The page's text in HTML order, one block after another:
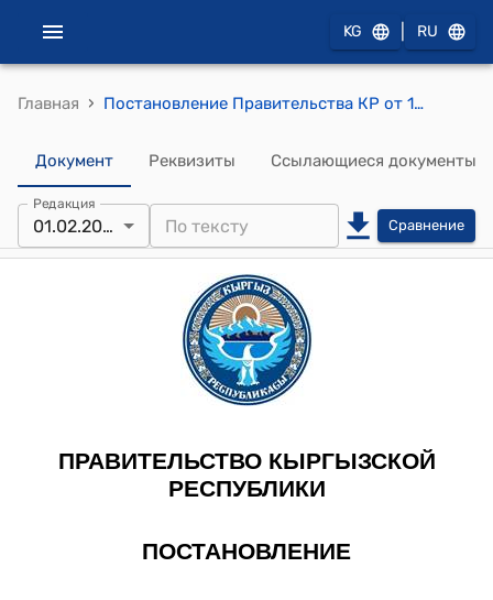
KG RU
Главная › Постановление Правительства КР от 10 марта 1995 года №76 "Об организации Сарычат-Эрташского государственного заповедника"
Документ Реквизиты Ссылающиеся документы
Редакция
01.02.2013 Сравнение